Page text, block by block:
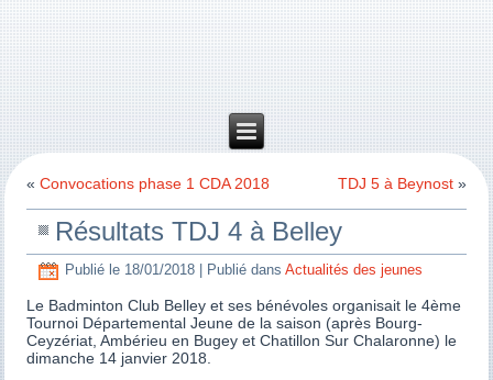
«Convocations phase 1 CDA 2018 TDJ 5 à Beynost»
Résultats TDJ 4 à Belley
Publié le 18/01/2018 Publié dans Actualités des jeunes
Le Badminton Club Belley et ses bénévoles organisait le 4ème
Tournoi Départemental Jeune de la saison (après Bourg-
Ceyzériat, Ambérieu en Bugey et Chatillon Sur Chalaronne) le
dimanche 14 janvier 2018.